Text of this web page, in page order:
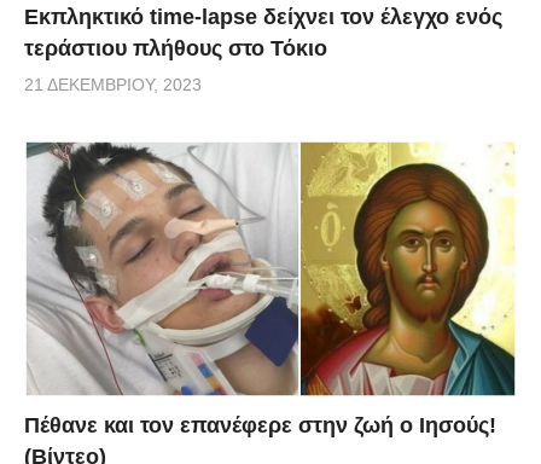
Εκπληκτικό time-lapse δείχνει τον έλεγχο ενός
τεράστιου πλήθους στο Τόκιο
21 ΔΕΚΕΜΒΡΊΟΥ, 2023
Πέθανε και τον επανέφερε στην ζωή ο Ιησούς!
(Βίντεο)